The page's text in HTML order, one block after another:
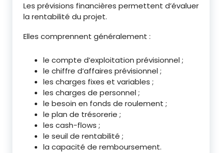
Les prévisions financières permettent d’évaluer
la rentabilité du projet.
Elles comprennent généralement :
le compte d’exploitation prévisionnel ;
le chiffre d’affaires prévisionnel ;
les charges fixes et variables ;
les charges de personnel ;
le besoin en fonds de roulement ;
le plan de trésorerie ;
les cash-flows ;
le seuil de rentabilité ;
la capacité de remboursement.